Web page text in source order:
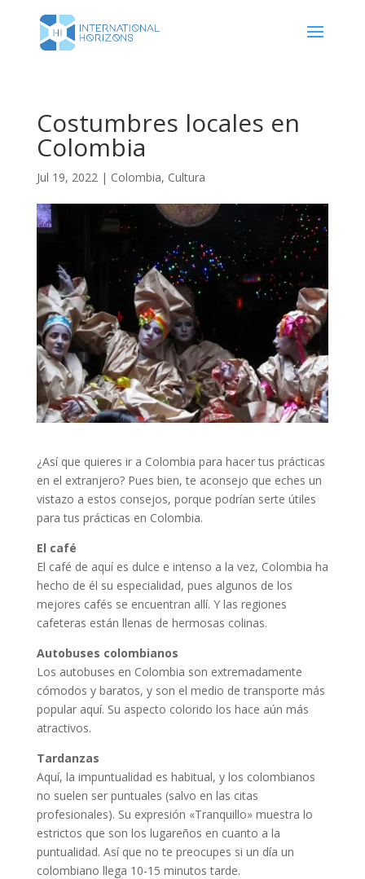
Costumbres locales en
Colombia
Jul 19, 2022| Colombia, Cultura
¿Así que quieres ir a Colombia para hacer tus prácticas
en el extranjero? Pues bien, te aconsejo que eches un
vistazo a estos consejos, porque podrían serte útiles
para tus prácticas en Colombia.
El café
El café de aquí es dulce e intenso a la vez, Colombia ha
hecho de él su especialidad, pues algunos de los
mejores cafés se encuentran allí. Y las regiones
cafeteras están llenas de hermosas colinas.
Autobuses colombianos
Los autobuses en Colombia son extremadamente
cómodos y baratos, y son el medio de transporte más
popular aquí. Su aspecto colorido los hace aún más
atractivos.
Tardanzas
Aquí, la impuntualidad es habitual, y los colombianos
no suelen ser puntuales (salvo en las citas
profesionales). Su expresión «Tranquillo» muestra lo
estrictos que son los lugareños en cuanto a la
puntualidad. Así que no te preocupes si un día un
colombiano llega 10-15 minutos tarde.